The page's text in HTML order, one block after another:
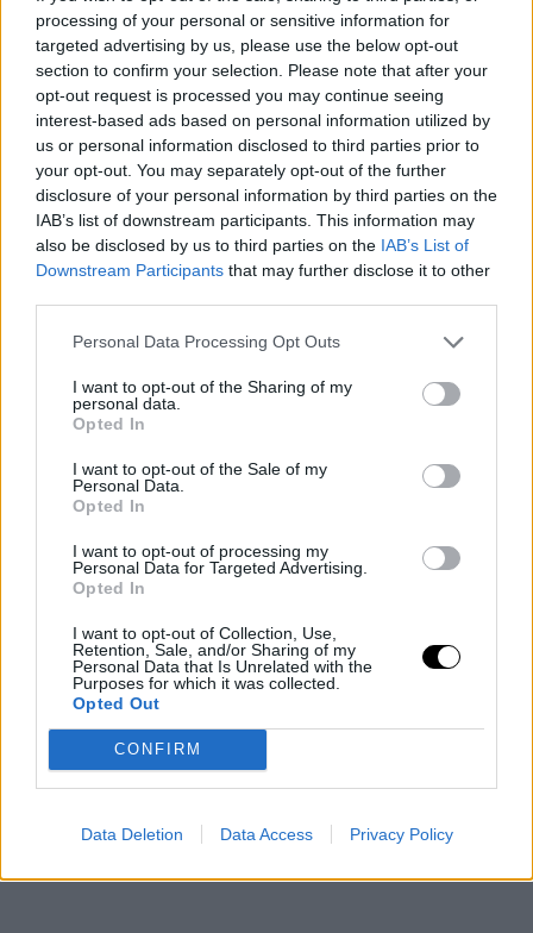
processing of your personal or sensitive information for
targeted advertising by us, please use the below opt-out
section to confirm your selection. Please note that after your
opt-out request is processed you may continue seeing
interest-based ads based on personal information utilized by
us or personal information disclosed to third parties prior to
your opt-out. You may separately opt-out of the further
disclosure of your personal information by third parties on the
IAB’s list of downstream participants. This information may
also be disclosed by us to third parties on the IAB’s List of
Downstream Participants that may further disclose it to other
Personal Data Processing Opt Outs
I want to opt-out of the Sharing of my
personal data.
Opted In
I want to opt-out of the Sale of my
Personal Data.
Opted In
I want to opt-out of processing my
Personal Data for Targeted Advertising.
Opted In
I want to opt-out of Collection, Use,
Retention, Sale, and/or Sharing of my
Personal Data that Is Unrelated with the
Purposes for which it was collected.
Opted Out
CONFIRM
Data Deletion Data Access Privacy Policy
Shutterstock
Μια χρήστρια του Twitter ανάβασε κάποιες φωτογραφίες που
αλλάζουν τα δεδομένα στο σούρωμα και, φυσικά, έγινε viral. Η
διαφορά είναι ότι βάζει το σουρωτήρι μέσα στην κατσαρόλα και
Good morning to everyone. Just saw this on Facebook and
spazzed.pic.twitter.com/YB8qJ2a1g5
Με αυτό τον τρόπο το βραστό νερό δεν πετάγεται παντού (και
κυρίως πάνω σας) και επιπλέον τα ζυμαρικά μένουν μέσα στην
κατσαρόλα για να υποδεχτούν τα υπόλοιπα συστατικά που θα
τα μετατρέψουν σε μακαρονάδα. (Σε αυτό το σημείο να πούμε
ότι το tweet της έχει πάρει περισσότερα από 34.000 retweets!
Εκ μέρους όλης της υφηλίου σε ευχαριστούμε, Daibella).